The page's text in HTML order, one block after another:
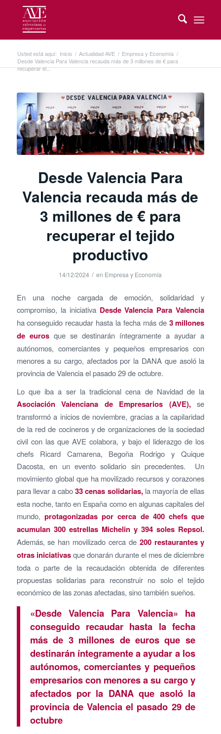
Usted está aquí: Inicio / Actualidad AVE / Empresa y Economía /
Desde Valencia Para Valencia recauda más de 3 millones de € para
recuperar el...
Desde Valencia Para
Valencia recauda más de
3 millones de € para
recuperar el tejido
productivo
14/12/2024 / en Empresa y Economía
En una noche cargada de emoción, solidaridad y
compromiso, la iniciativa Desde Valencia Para Valencia
ha conseguido recaudar hasta la fecha más de 3 millones
de eurosque se destinarán íntegramente a ayudar a
autónomos, comerciantes y pequeños empresarios con
menores a su cargo, afectados por la DANA que asoló la
provincia de Valencia el pasado 29 de octubre.
Lo que iba a ser la tradicional cena de Navidad de la
Asociación Valenciana de Empresarios (AVE),se
transformó a inicios de noviembre, gracias a la capilaridad
de la red de cocineros y de organizaciones de la sociedad
civil con las que AVE colabora, y bajo el liderazgo de los
chefs Ricard Camarena, Begoña Rodrigo y Quique
Dacosta, en un evento solidario sin precedentes. Un
movimiento global que ha movilizado recursos y corazones
para llevar a cabo33 cenas solidarias, la mayoría de ellas
esta noche, tanto en España como en algunas capitales del
mundo, protagonizadas por cerca de 400 chefs que
acumulan 300 estrellas Michelin y 394 soles Repsol.
Además, se han movilizado cerca de 200 restaurantes y
otras iniciativasque donarán durante el mes de diciembre
toda o parte de la recaudación obtenida de diferentes
propuestas solidarias para reconstruir no solo el tejido
económico de las zonas afectadas, sino también sueños.
«Desde Valencia Para Valencia» ha
conseguido recaudar hasta la fecha
más de 3 millones de euros que se
destinarán íntegramente a ayudar a los
autónomos, comerciantes y pequeños
empresarios con menores a su cargo y
afectados por la DANA que asoló la
provincia de Valencia el pasado 29 de
octubre